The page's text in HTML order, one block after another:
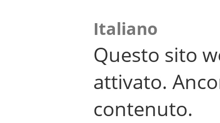
Italiano
Questo sito
attivato.
contenuto.